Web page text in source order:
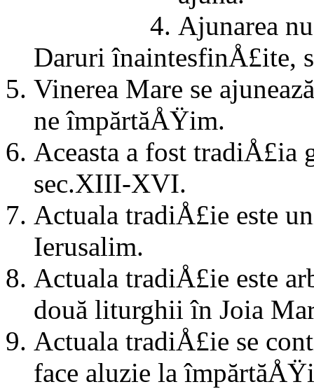
Ajunarea
Daruri înaintesfinÅ£ite,
Vinerea Mare se
ne împărtăÅŸim.
Aceasta a fost tradiÅ£ia
sec.XIII-XVI.
Actuala tradiÅ£ie este
Ierusalim.
Actuala tradiÅ£ie este
două liturghii în Joia
Actuala tradiÅ£ie se
face aluzie la